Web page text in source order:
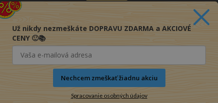
Už nikdy nezmeškáte DOPRAVU ZDARMA a AKCIOVÉ
CENY 🙂📚
Nechcem zmeškať žiadnu akciu
Spracovanie osobných údajov